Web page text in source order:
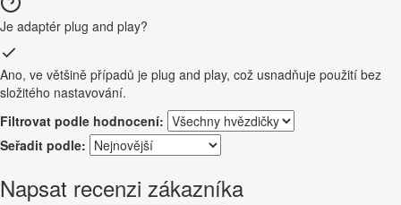
Je adaptér plug and play?
Ano, ve většině případů je plug and play, což usnadňuje použití bez
složitého nastavování.
Filtrovat podle hodnocení:
Seřadit podle:
Napsat recenzi zákazníka